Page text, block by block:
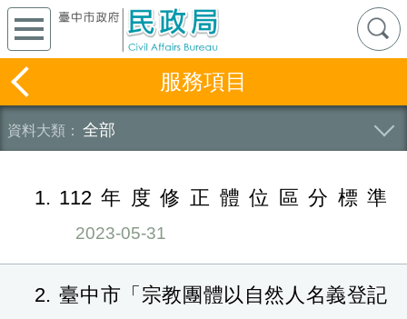
服務項目
全部
1 112年度修正體位區分標準
2023-05-31
2 臺中市「宗教團體以自然人名義登記